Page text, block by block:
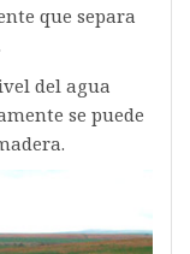
que separa
del agua
se puede